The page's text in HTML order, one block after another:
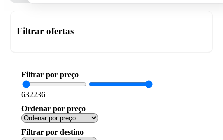
Filtrar ofertas
Filtrar por preço
632236
Ordenar por preço
Filtrar por destino